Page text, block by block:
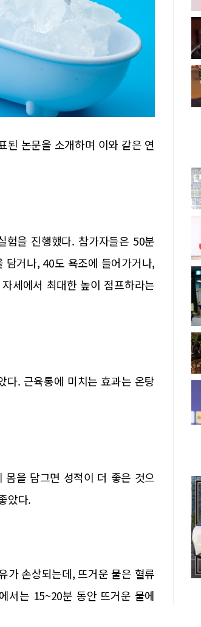
논문을 소개하며 이와 같은 연
험을 진행했다. 참가자들은 50분
거나, 40도 욕조에 들어가거나,
세에서 최대한 높이 점프하라는
다. 근육통에 미치는 효과는 온탕
몸을 담그면 성적이 더 좋은 것으
았다.
가 손상되는데, 뜨거운 물은 혈류
서는 15~20분 동안 뜨거운 물에